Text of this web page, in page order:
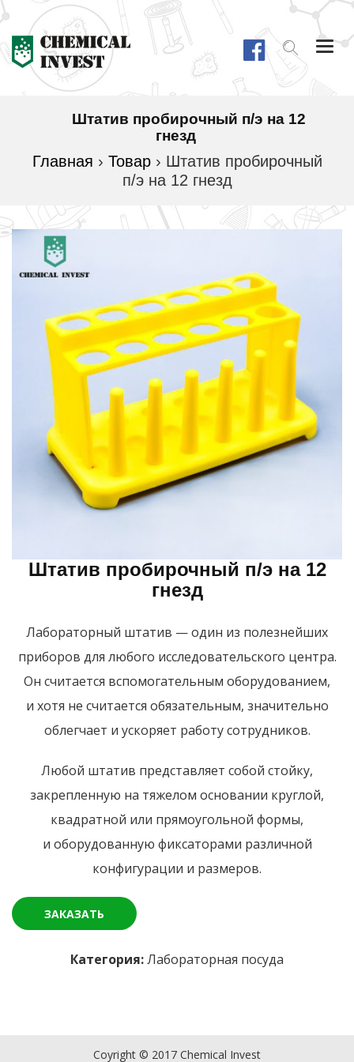
Штатив пробирочный п/э на 12
гнезд
Главная › Товар › Штатив пробирочный
п/э на 12 гнезд
Штатив пробирочный п/э на 12
гнезд
Лабораторный штатив — один из полезнейших
приборов для любого исследовательского центра.
Он считается вспомогательным оборудованием,
и хотя не считается обязательным, значительно
облегчает и ускоряет работу сотрудников.
Любой штатив представляет собой стойку,
закрепленную на тяжелом основании круглой,
квадратной или прямоугольной формы,
и оборудованную фиксаторами различной
конфигурации и размеров.
ЗАКАЗАТЬ
Категория:Лабораторная посуда
Coyright © 2017 Chemical Invest